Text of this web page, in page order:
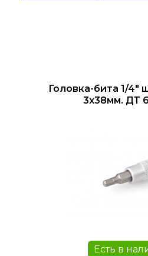
Головка-бита 1/4"
3х38мм. ДТ
Есть в